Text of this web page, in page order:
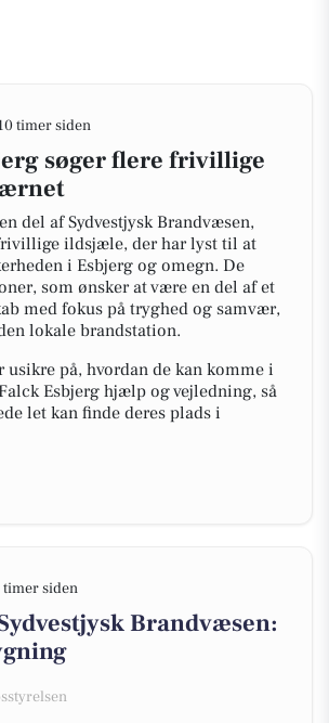
timer siden
søger flere frivillige
del af Sydvestjysk Brandvæsen,
ildsjæle, der har lyst til at
i Esbjerg og omegn. De
som ønsker at være en del af et
med fokus på tryghed og samvær,
lokale brandstation.
usikre på, hvordan de kan komme i
Esbjerg hjælp og vejledning, så
let kan finde deres plads i
timer siden
Brandvæsen: